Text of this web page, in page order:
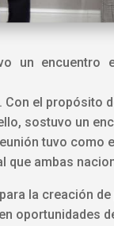
un
Con el
sostuvo un
tuvo
que ambas
la creación
oportunidades